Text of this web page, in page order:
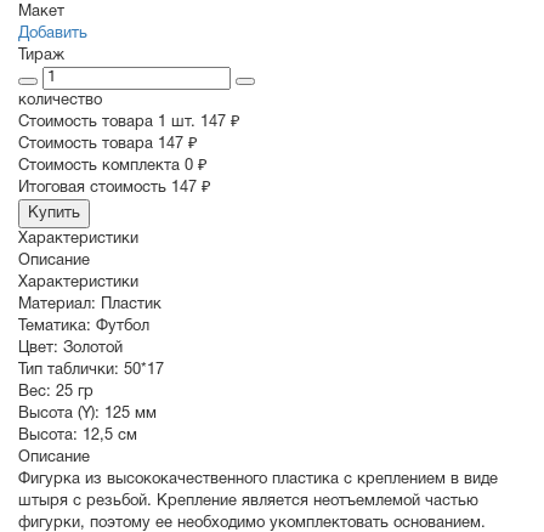
Макет
Добавить
Тираж
количество
Стоимость товара 1 шт. 147 ₽
Cтоимость товара 147 ₽
Стоимость комплекта 0 ₽
Итоговая стоимость 147 ₽
Купить
Характеристики
Описание
Характеристики
Материал: Пластик
Тематика: Футбол
Цвет: Золотой
Тип таблички: 50*17
Вес: 25 гр
Высота (Y): 125 мм
Высота: 12,5 см
Описание
Фигурка из высококачественного пластика с креплением в виде
штыря с резьбой. Крепление является неотъемлемой частью
фигурки, поэтому ее необходимо укомплектовать основанием.